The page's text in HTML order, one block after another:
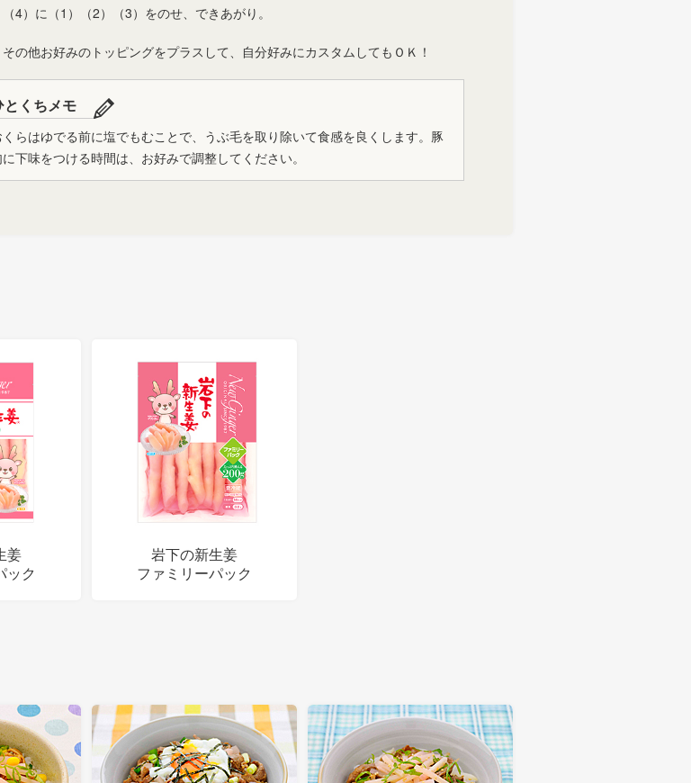
（4）に（1）（2）（3）をのせ、できあがり。
その他お好みのトッピングをプラスして、自分好みにカスタムしてもＯＫ！
とくちメモ
くらはゆでる前に塩でもむことで、うぶ毛を取り除いて食感を良くします。豚
に下味をつける時間は、お好みで調整してください。
姜
ック
岩下の新生姜
ファミリーパック